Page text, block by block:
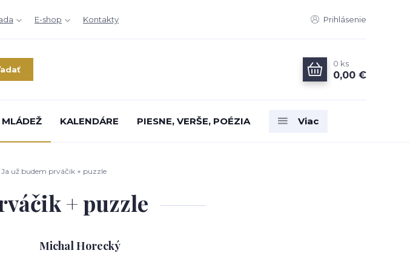
E-shop Kontakty Prihlásenie
0 ks
0,00 €
KALENDÁRE PIESNE, VERŠE, POÉZIA Viac
Ja už budem prváčik + puzzle
+ puzzle
Michal Horecký